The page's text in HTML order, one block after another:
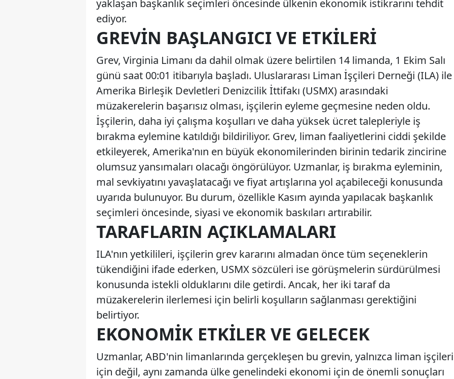
yaklaşan başkanlık seçimleri öncesinde ülkenin ekonomik istikrarını tehdit
ediyor.
GREVIN BAŞLANGICI VE ETKILERI
Grev, Virginia Limanı da dahil olmak üzere belirtilen 14 limanda, 1 Ekim Salı
günü saat 00:01 itibarıyla başladı. Uluslararası Liman İşçileri Derneği (ILA) ile
Amerika Birleşik Devletleri Denizcilik İttifakı (USMX) arasındaki
müzakerelerin başarısız olması, işçilerin eyleme geçmesine neden oldu.
İşçilerin, daha iyi çalışma koşulları ve daha yüksek ücret talepleriyle iş
bırakma eylemine katıldığı bildiriliyor. Grev, liman faaliyetlerini ciddi şekilde
etkileyerek, Amerika'nın en büyük ekonomilerinden birinin tedarik zincirine
olumsuz yansımaları olacağı öngörülüyor. Uzmanlar, iş bırakma eyleminin,
mal sevkiyatını yavaşlatacağı ve fiyat artışlarına yol açabileceği konusunda
uyarıda bulunuyor. Bu durum, özellikle Kasım ayında yapılacak başkanlık
seçimleri öncesinde, siyasi ve ekonomik baskıları artırabilir.
TARAFLARIN AÇIKLAMALARI
ILA'nın yetkilileri, işçilerin grev kararını almadan önce tüm seçeneklerin
tükendiğini ifade ederken, USMX sözcüleri ise görüşmelerin sürdürülmesi
konusunda istekli olduklarını dile getirdi. Ancak, her iki taraf da
müzakerelerin ilerlemesi için belirli koşulların sağlanması gerektiğini
belirtiyor.
EKONOMIK ETKILER VE GELECEK
Uzmanlar, ABD'nin limanlarında gerçekleşen bu grevin, yalnızca liman işçileri
için değil, aynı zamanda ülke genelindeki ekonomi için de önemli sonuçları